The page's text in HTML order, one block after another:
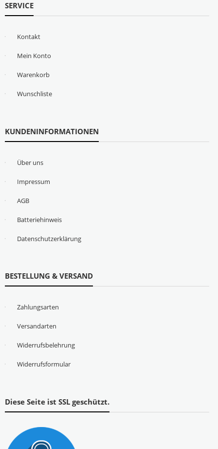
SERVICE
Kontakt
Mein Konto
Warenkorb
Wunschliste
KUNDENINFORMATIONEN
Über uns
Impressum
AGB
Batteriehinweis
Datenschutzerklärung
BESTELLUNG & VERSAND
Zahlungsarten
Versandarten
Widerrufsbelehrung
Widerrufsformular
Diese Seite ist SSL geschützt.